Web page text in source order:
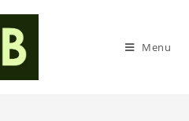
Menu